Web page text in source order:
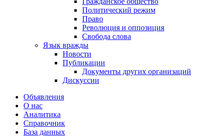
Политический режим
Право
Революция и оппозиция
Свобода слова
Язык вражды
Новости
Публикации
Документы других организаций
Дискуссии
Объявления
О нас
Аналитика
Справочник
База данных